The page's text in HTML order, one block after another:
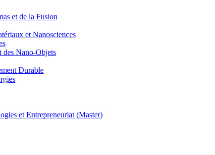
et de la Fusion
et Nanosciences
Nano-Objets
Durable
et Entrepreneuriat (Master)